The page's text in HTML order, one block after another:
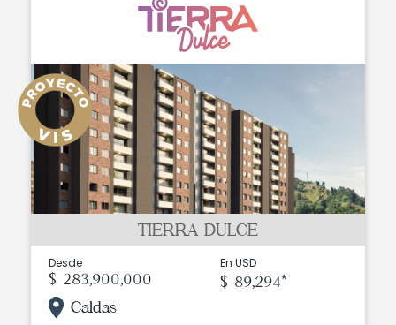
TIERRA DULCE
Desde
$ 283,900,000
En USD
$ 89,294*
Caldas